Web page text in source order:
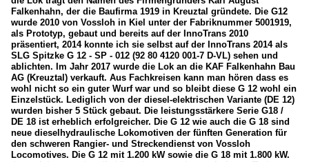
Falkenhahn, der die Baufirma 1919 in Kreuztal gründete. Die G12
wurde 2010 von Vossloh in Kiel unter der Fabriknummer 5001919,
als Prototyp, gebaut und bereits auf der InnoTrans 2010
präsentiert, 2014 konnte ich sie selbst auf der InnoTrans 2014 als
SLG Spitzke G 12 - SP - 012 (92 80 4120 001-7 D-VL) sehen und
ablichten. Im Jahr 2017 wurde die Lok an die KAF Falkenhahn Bau
AG (Kreuztal) verkauft. Aus Fachkreisen kann man hören dass es
wohl nicht so ein guter Wurf war und so bleibt diese G 12 wohl ein
Einzelstück. Lediglich von der diesel-elektrischen Variante (DE 12)
wurden bisher 5 Stück gebaut. Die leistungsstärkere Serie G18 /
DE 18 ist erheblich erfolgreicher. Die G 12 wie auch die G 18 sind
neue dieselhydraulische Lokomotiven der fünften Generation für
den schweren Rangier- und Streckendienst von Vossloh
Locomotives. Die G 12 mit 1.200 kW sowie die G 18 mit 1.800 kW.